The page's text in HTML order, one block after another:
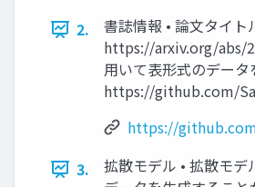
2.
書誌情報 • 論⽂タイト
https://arxiv.org/abs/
⽤いて表形式のデー
https://github.com/
https://
3.
拡散モデル • 拡散モデ